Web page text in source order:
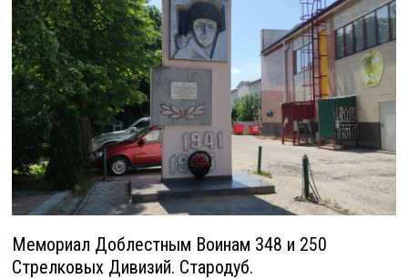
Мемориал Доблестным Воинам 348 и 250
Стрелковых Дивизий. Стародуб.